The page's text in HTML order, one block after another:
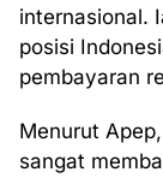
internasional.
posisi
pembayaran
Menurut
sangat